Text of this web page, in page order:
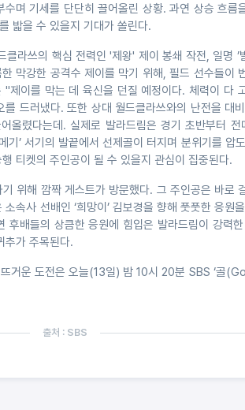
수며 기세를 단단히 끌어올린 상황. 과연 상승 흐름
밟을 수 있을지 기대가 쏠린다.
라쓰의 핵심 전력인 '제왕' 제이 봉쇄 작전, 일명 ’
막강한 공격수 제이를 막기 위해, 필드 선수들이
제이를 막는 데 육신을 던질 예정이다. 체력이 다
드러냈다. 또한 상대 월드클라쓰와의 난전을 대
올렸다는데. 실제로 발라드림은 경기 초반부터 전
기’ 서기의 발끝에서 선제골이 터지며 분위기를 압
티켓의 주인공이 될 수 있을지 관심이 집중된다.
위해 깜짝 게스트가 방문했다. 그 주인공은 바로
속사 선배인 ‘희망이’ 김보경을 향해 풋풋한 응원
후배들의 상큼한 응원에 힘입은 발라드림이 강력
추가 주목된다.
거운 도전은 오늘(13일) 밤 10시 20분 SBS ‘골
출처 : SBS